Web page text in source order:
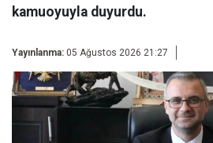
kamuoyuyla duyurdu.
Yayınlanma: 05 Ağustos 2026 21:27